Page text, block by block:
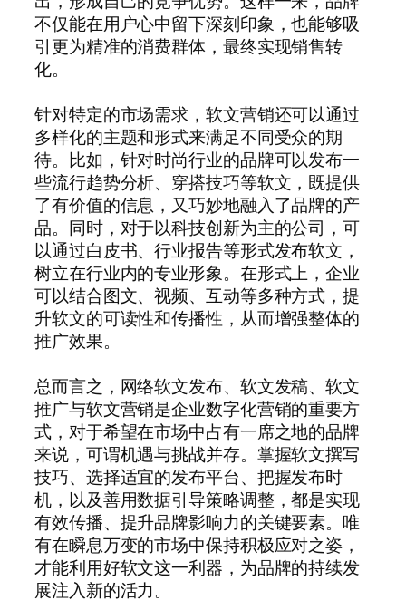
不仅能在用户心中留下深刻印象，也能够吸
引更为精准的消费群体，最终实现销售转
化。
针对特定的市场需求，软文营销还可以通过
多样化的主题和形式来满足不同受众的期
待。比如，针对时尚行业的品牌可以发布一
些流行趋势分析、穿搭技巧等软文，既提供
了有价值的信息，又巧妙地融入了品牌的产
品。同时，对于以科技创新为主的公司，可
以通过白皮书、行业报告等形式发布软文，
树立在行业内的专业形象。在形式上，企业
可以结合图文、视频、互动等多种方式，提
升软文的可读性和传播性，从而增强整体的
推广效果。
总而言之，网络软文发布、软文发稿、软文
推广与软文营销是企业数字化营销的重要方
式，对于希望在市场中占有一席之地的品牌
来说，可谓机遇与挑战并存。掌握软文撰写
技巧、选择适宜的发布平台、把握发布时
机，以及善用数据引导策略调整，都是实现
有效传播、提升品牌影响力的关键要素。唯
有在瞬息万变的市场中保持积极应对之姿，
才能利用好软文这一利器，为品牌的持续发
展注入新的活力。